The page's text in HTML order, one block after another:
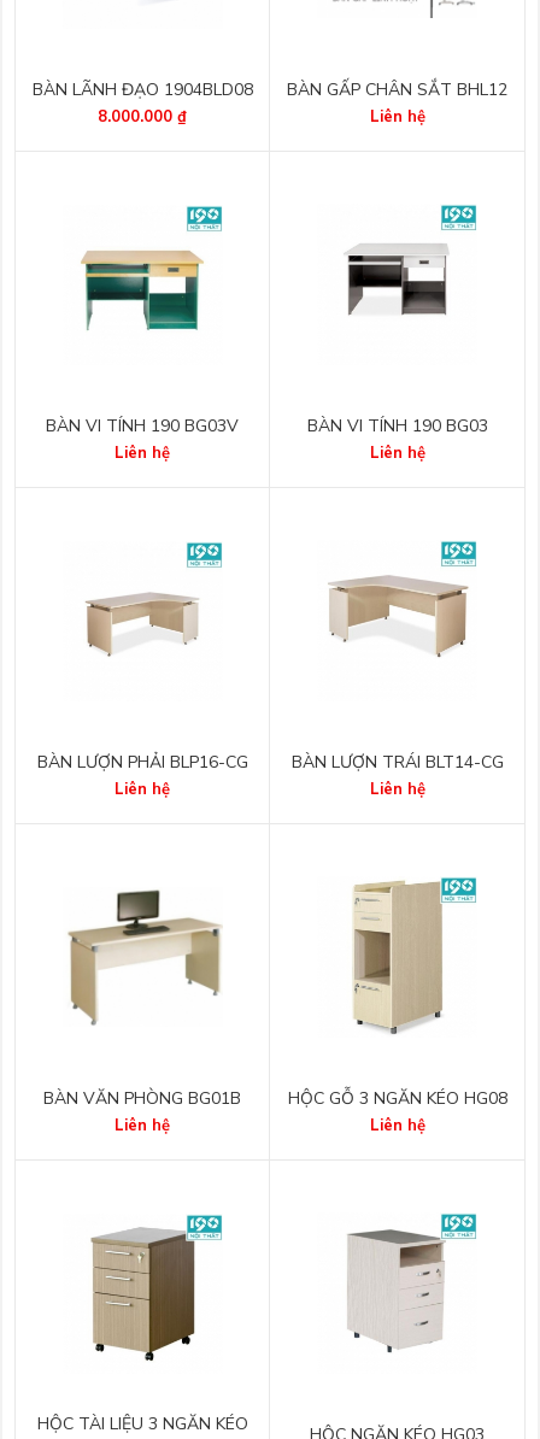
BÀN LÃNH ĐẠO 1904BLD08
8.000.000 ₫
BÀN GẤP CHÂN SẮT BHL12
Liên hệ
BÀN VI TÍNH 190 BG03V
Liên hệ
BÀN VI TÍNH 190 BG03
Liên hệ
BÀN LƯỢN PHẢI BLP16-CG
Liên hệ
BÀN LƯỢN TRÁI BLT14-CG
Liên hệ
BÀN VĂN PHÒNG BG01B
Liên hệ
HỘC GỖ 3 NGĂN KÉO HG08
Liên hệ
HỘC TÀI LIỆU 3 NGĂN KÉO